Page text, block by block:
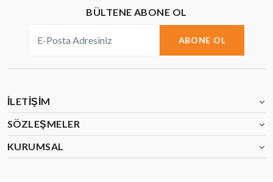
BÜLTENE ABONE OL
ABONE OL
İLETIŞIM
SÖZLEŞMELER
KURUMSAL